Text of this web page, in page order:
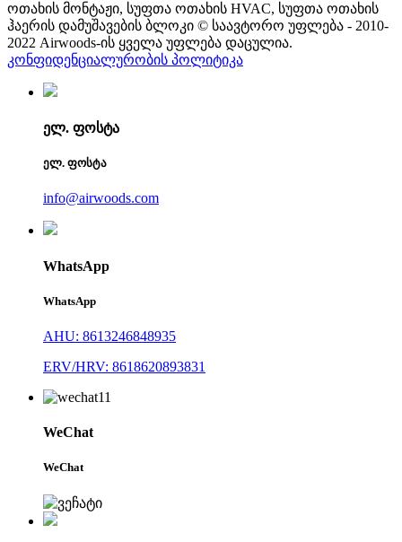
ოთახის მონტაჟი, სუფთა ოთახის HVAC, სუფთა ოთახის
ჰაერის დამუშავების ბლოკი © საავტორო უფლება - 2010-
2022 Airwoods-ის ყველა უფლება დაცულია.
კონფიდენციალურობის პოლიტიკა
ელ. ფოსტა
ელ. ფოსტა
info@airwoods.com
WhatsApp
WhatsApp
AHU: 8613246848935
ERV/HRV: 8618620893831
WeChat
WeChat